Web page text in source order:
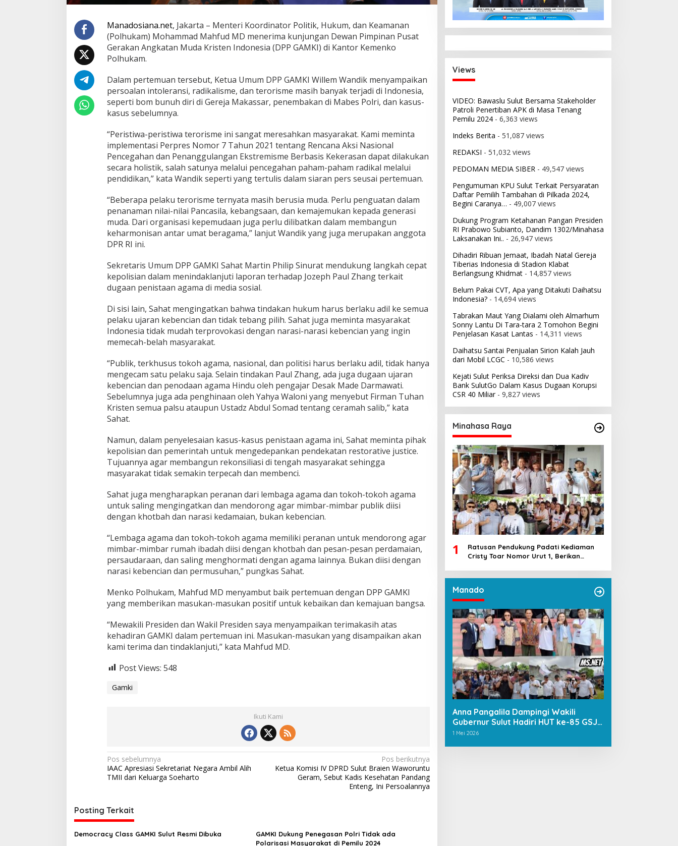
t
c
e
D
a
l
m
K
s
u
U
j
r
a
n
e
e
n
c
n
d
a
n
e
i
s
t
a
A
g
a
m
Manadosiana.net, Jakarta – Menteri Koordinator Politik, Hukum, dan Keamanan
(Polhukam) Mohammad Mahfud MD menerima kunjungan Dewan Pimpinan Pusat
Gerakan Angkatan Muda Kristen Indonesia (DPP GAMKI) di Kantor Kemenko
Polhukam.
Dalam pertemuan tersebut, Ketua Umum DPP GAMKI Willem Wandik menyampaikan
persoalan intoleransi, radikalisme, dan terorisme masih banyak terjadi di Indonesia,
seperti bom bunuh diri di Gereja Makassar, penembakan di Mabes Polri, dan kasus-
kasus sebelumnya.
“Peristiwa-peristiwa terorisme ini sangat meresahkan masyarakat. Kami meminta
implementasi Perpres Nomor 7 Tahun 2021 tentang Rencana Aksi Nasional
Pencegahan dan Penanggulangan Ekstremisme Berbasis Kekerasan dapat dilakukan
secara holistik, salah satunya melalui pencegahan paham-paham radikal melalui
pendidikan,” kata Wandik seperti yang tertulis dalam siaran pers seusai pertemuan.
“Beberapa pelaku terorisme ternyata masih berusia muda. Perlu penguatan dalam
penanaman nilai-nilai Pancasila, kebangsaan, dan kemajemukan kepada generasi
muda. Dari organisasi kepemudaan juga perlu dilibatkan dalam membangun
keharmonisan antar umat beragama,” lanjut Wandik yang juga merupakan anggota
DPR RI ini.
Sekretaris Umum DPP GAMKI Sahat Martin Philip Sinurat mendukung langkah cepat
kepolisian dalam menindaklanjuti laporan terhadap Jozeph Paul Zhang terkait
dugaan penistaan agama di media sosial.
Di sisi lain, Sahat mengingatkan bahwa tindakan hukum harus berlaku adil ke semua
pelaku ujaran kebencian dan tidak tebang pilih. Sahat juga meminta masyarakat
Indonesia tidak mudah terprovokasi dengan narasi-narasi kebencian yang ingin
memecah-belah masyarakat.
“Publik, terkhusus tokoh agama, nasional, dan politisi harus berlaku adil, tidak hanya
mengecam satu pelaku saja. Selain tindakan Paul Zhang, ada juga dugaan ujaran
kebencian dan penodaan agama Hindu oleh pengajar Desak Made Darmawati.
Sebelumnya juga ada penghinaan oleh Yahya Waloni yang menyebut Firman Tuhan
Kristen semua palsu ataupun Ustadz Abdul Somad tentang ceramah salib,” kata
Sahat.
Namun, dalam penyelesaian kasus-kasus penistaan agama ini, Sahat meminta pihak
kepolisian dan pemerintah untuk mengedepankan pendekatan restorative justice.
Tujuannya agar membangun rekonsiliasi di tengah masyarakat sehingga
masyarakat tidak semakin terpecah dan membenci.
Sahat juga mengharapkan peranan dari lembaga agama dan tokoh-tokoh agama
untuk saling mengingatkan dan mendorong agar mimbar-mimbar publik diisi
dengan khotbah dan narasi kedamaian, bukan kebencian.
“Lembaga agama dan tokoh-tokoh agama memiliki peranan untuk mendorong agar
mimbar-mimbar rumah ibadah diisi dengan khotbah dan pesan-pesan perdamaian,
persaudaraan, dan saling menghormati dengan agama lainnya. Bukan diisi dengan
narasi kebencian dan permusuhan,” pungkas Sahat.
Menko Polhukam, Mahfud MD menyambut baik pertemuan dengan DPP GAMKI
yang memberikan masukan-masukan positif untuk kebaikan dan kemajuan bangsa.
“Mewakili Presiden dan Wakil Presiden saya menyampaikan terimakasih atas
kehadiran GAMKI dalam pertemuan ini. Masukan-masukan yang disampaikan akan
kami terima dan tindaklanjuti,” kata Mahfud MD.
Post Views: 548
Gamki
Ikuti Kami
N
a
i
g
a
Pos sebelumnya
IAAC Apresiasi Sekretariat Negara Ambil Alih
TMII dari Keluarga Soeharto
Pos berikutnya
Ketua Komisi IV DPRD Sulut Braien Waworuntu
Geram, Sebut Kadis Kesehatan Pandang
Enteng, Ini Persoalannya
Posting Terkait
Democracy Class GAMKI Sulut Resmi Dibuka
GAMKI Dukung Penegasan Polri Tidak ada
Polarisasi Masyarakat di Pemilu 2024
Views
VIDEO: Bawaslu Sulut Bersama Stakeholder
Patroli Penertiban APK di Masa Tenang
Pemilu 2024- 6,363 views
Indeks Berita - 51,087 views
REDAKSI - 51,032 views
PEDOMAN MEDIA SIBER- 49,547 views
Pengumuman KPU Sulut Terkait Persyaratan
Daftar Pemilih Tambahan di Pilkada 2024,
Begini Caranya… - 49,007 views
Dukung Program Ketahanan Pangan Presiden
RI Prabowo Subianto, Dandim 1302/Minahasa
Laksanakan Ini.. - 26,947 views
Dihadiri Ribuan Jemaat, Ibadah Natal Gereja
Tiberias Indonesia di Stadion Klabat
Berlangsung Khidmat- 14,857 views
Belum Pakai CVT, Apa yang Ditakuti Daihatsu
Indonesia?- 14,694 views
Tabrakan Maut Yang Dialami oleh Almarhum
Sonny Lantu Di Tara-tara 2 Tomohon Begini
Penjelasan Kasat Lantas - 14,311 views
Daihatsu Santai Penjualan Sirion Kalah Jauh
dari Mobil LCGC - 10,586 views
Kejati Sulut Periksa Direksi dan Dua Kadiv
Bank SulutGo Dalam Kasus Dugaan Korupsi
CSR 40 Miliar- 9,827 views
Minahasa Raya
1
Ratusan Pendukung Padati Kediaman
Cristy Toar Nomor Urut 1, Berikan
Manado
Anna Pangalila Dampingi Wakili
Gubernur Sulut Hadiri HUT ke-85 GSJA
Se-Sulut–Gorontalo di Langowan
1 Mei 2026